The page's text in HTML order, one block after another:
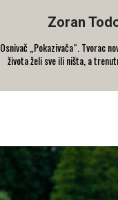
Zoran
Osnivač „Pokazivača“. Tvorac
života želi sve ili ništa, a